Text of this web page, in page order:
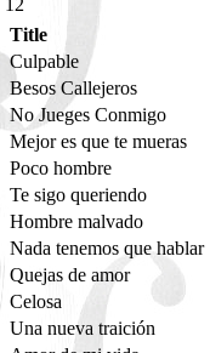
12
Title
Culpable
Besos Callejeros
No Jueges Conmigo
Mejor es que te mueras
Poco hombre
Te sigo queriendo
Hombre malvado
Nada tenemos que hablar
Quejas de amor
Celosa
Una nueva traición